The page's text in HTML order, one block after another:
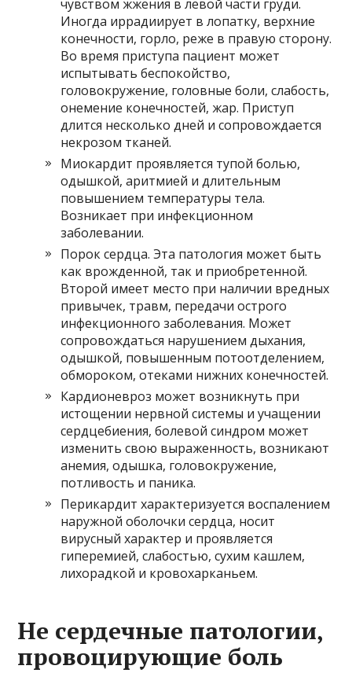
чувством жжения в левой части груди.
Иногда иррадиирует в лопатку, верхние
конечности, горло, реже в правую сторону.
Во время приступа пациент может
испытывать беспокойство,
головокружение, головные боли, слабость,
онемение конечностей, жар. Приступ
длится несколько дней и сопровождается
некрозом тканей.
Миокардит проявляется тупой болью,
одышкой, аритмией и длительным
повышением температуры тела.
Возникает при инфекционном
заболевании.
Порок сердца. Эта патология может быть
как врожденной, так и приобретенной.
Второй имеет место при наличии вредных
привычек, травм, передачи острого
инфекционного заболевания. Может
сопровождаться нарушением дыхания,
одышкой, повышенным потоотделением,
обмороком, отеками нижних конечностей.
Кардионевроз может возникнуть при
истощении нервной системы и учащении
сердцебиения, болевой синдром может
изменить свою выраженность, возникают
анемия, одышка, головокружение,
потливость и паника.
Перикардит характеризуется воспалением
наружной оболочки сердца, носит
вирусный характер и проявляется
гиперемией, слабостью, сухим кашлем,
лихорадкой и кровохарканьем.
Не сердечные патологии,
провоцирующие боль